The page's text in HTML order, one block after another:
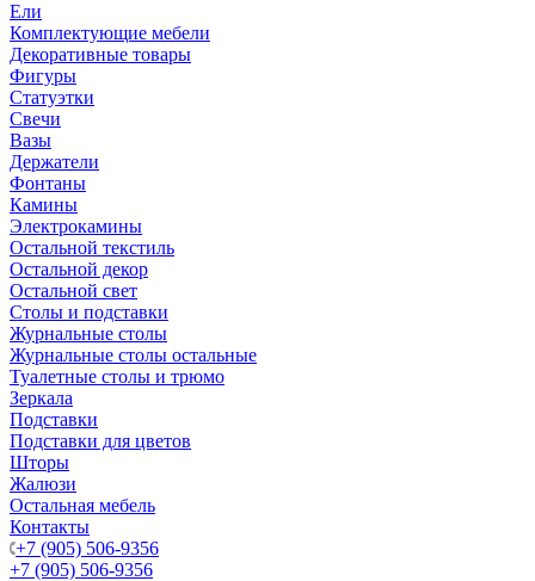
Ели
Комплектующие мебели
Декоративные товары
Фигуры
Статуэтки
Свечи
Вазы
Держатели
Фонтаны
Камины
Электрокамины
Остальной текстиль
Остальной декор
Остальной свет
Столы и подставки
Журнальные столы
Журнальные столы остальные
Туалетные столы и трюмо
Зеркала
Подставки
Подставки для цветов
Шторы
Жалюзи
Остальная мебель
Контакты
+7 (905) 506-9356
+7 (905) 506-9356